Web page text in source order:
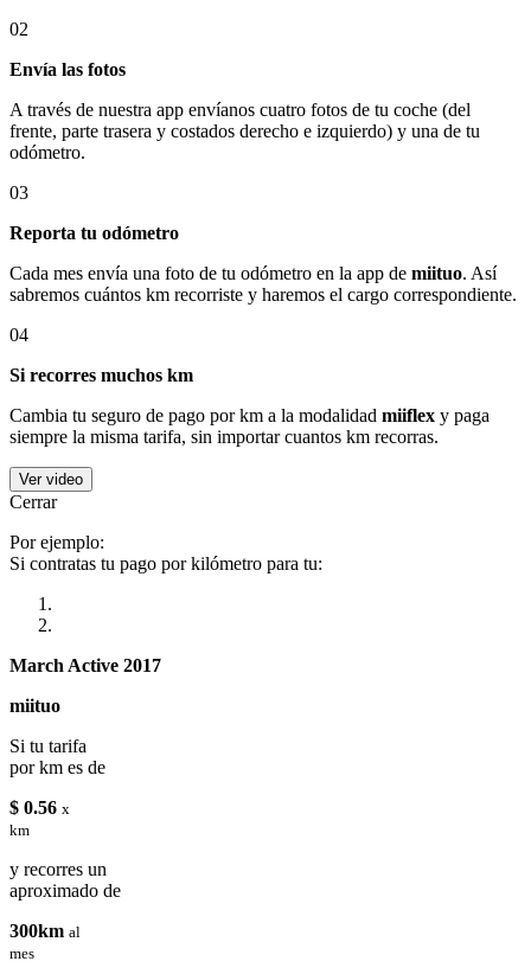
02
Envía las fotos
A través de nuestra app envíanos cuatro fotos de tu coche (del
frente, parte trasera y costados derecho e izquierdo) y una de tu
odómetro.
03
Reporta tu odómetro
Cada mes envía una foto de tu odómetro en la app de miituo. Así
sabremos cuántos km recorriste y haremos el cargo correspondiente.
04
Si recorres muchos km
Cambia tu seguro de pago por km a la modalidad miiflex y paga
siempre la misma tarifa, sin importar cuantos km recorras.
Ver video
Cerrar
Por ejemplo:
Si contratas tu pago por kilómetro para tu:
March Active 2017
miituo
Si tu tarifa
por km es de
$ 0.56 x
km
y recorres un
aproximado de
300km al
mes